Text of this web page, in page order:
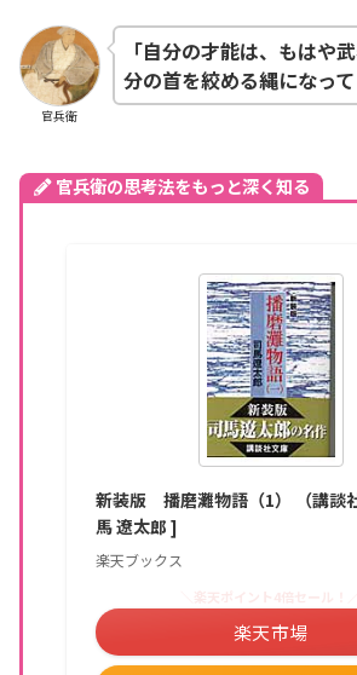
官兵衛
「自分の才能は、もはや
分の首を絞める縄になって
官兵衛の思考法をもっと深く知る
新装版 播磨灘物語（1） （講談
馬 遼太郎 ]
楽天ブックス
楽天市場